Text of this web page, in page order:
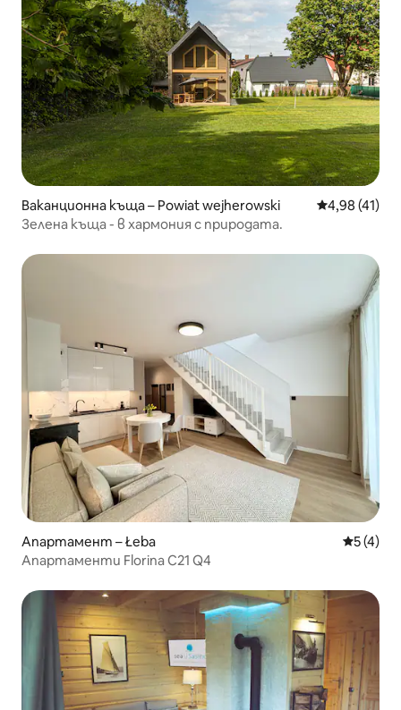
Ваканционна къща – Powiat wejherowski Средна
4,98 (41)
Зелена къща - в хармония с природата.
Апартамент – Łeba Средна
5 (4)
Апартаменти Florina C21 Q4